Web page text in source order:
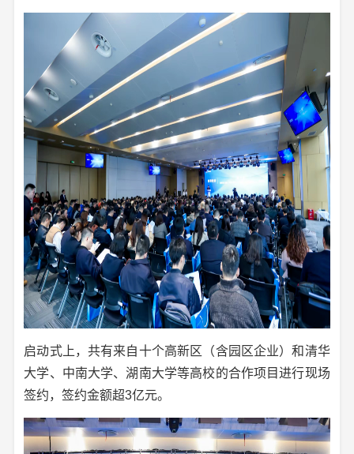
启动式上，共有来自十个高新区（含园区企业）和清华
大学、中南大学、湖南大学等高校的合作项目进行现场
签约，签约金额超3亿元。